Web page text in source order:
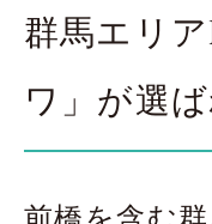
群馬エリ
ワ」が選
前橋を含む